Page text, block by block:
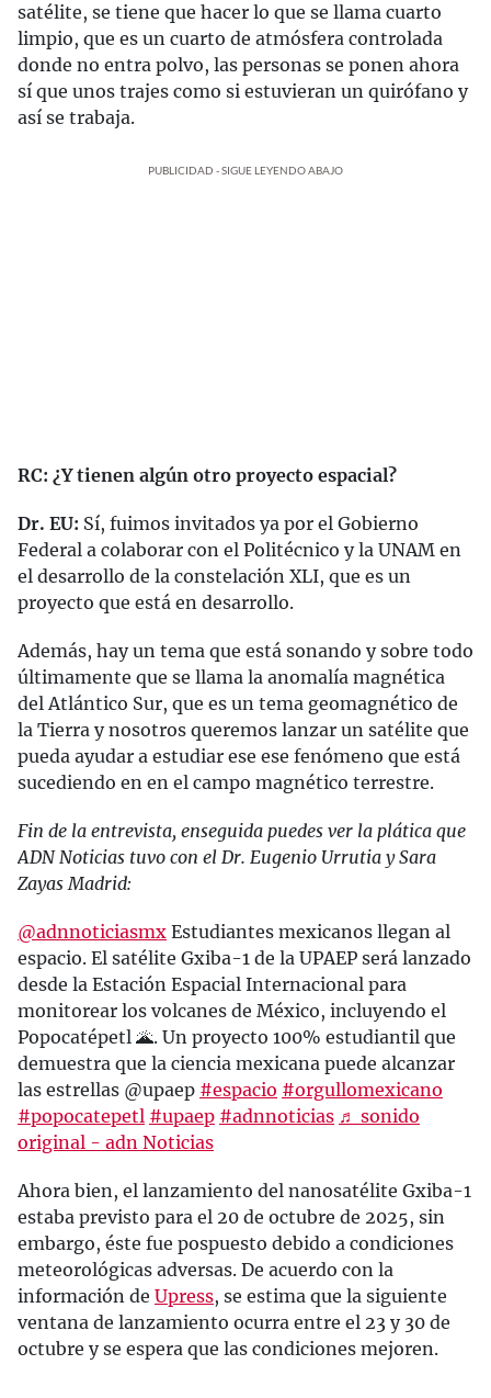
satélite, se tiene que hacer lo que se llama cuarto
limpio, que es un cuarto de atmósfera controlada
donde no entra polvo, las personas se ponen ahora
sí que unos trajes como si estuvieran un quirófano y
así se trabaja.
PUBLICIDAD - SIGUE LEYENDO ABAJO
RC: ¿Y tienen algún otro proyecto espacial?
Dr. EU: Sí, fuimos invitados ya por el Gobierno
Federal a colaborar con el Politécnico y la UNAM en
el desarrollo de la constelación XLI, que es un
proyecto que está en desarrollo.
Además, hay un tema que está sonando y sobre todo
últimamente que se llama la anomalía magnética
del Atlántico Sur, que es un tema geomagnético de
la Tierra y nosotros queremos lanzar un satélite que
pueda ayudar a estudiar ese ese fenómeno que está
sucediendo en en el campo magnético terrestre.
Fin de la entrevista, enseguida puedes ver la plática que
ADN Noticias tuvo con el Dr. Eugenio Urrutia y Sara
Zayas Madrid:
@adnnoticiasmx Estudiantes mexicanos llegan al
espacio. El satélite Gxiba-1 de la UPAEP será lanzado
desde la Estación Espacial Internacional para
monitorear los volcanes de México, incluyendo el
Popocatépetl 🌋. Un proyecto 100% estudiantil que
demuestra que la ciencia mexicana puede alcanzar
las estrellas @upaep #espacio #orgullomexicano
#popocatepetl #upaep #adnnoticias ♬ sonido
original - adn Noticias
Ahora bien, el lanzamiento del nanosatélite Gxiba-1
estaba previsto para el 20 de octubre de 2025, sin
embargo, éste fue pospuesto debido a condiciones
meteorológicas adversas. De acuerdo con la
información de Upress, se estima que la siguiente
ventana de lanzamiento ocurra entre el 23 y 30 de
octubre y se espera que las condiciones mejoren.